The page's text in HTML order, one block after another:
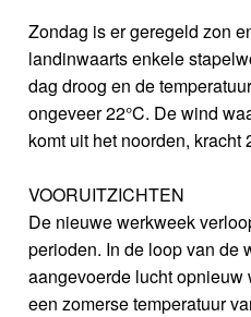
Zondag is er geregeld zon
landinwaarts enkele
dag droog en de
ongeveer 22°C. De wind
komt uit het noorden, kracht
VOORUITZICHTEN
De nieuwe werkweek
perioden. In de loop van de
aangevoerde lucht opnieuw
een zomerse temperatuur